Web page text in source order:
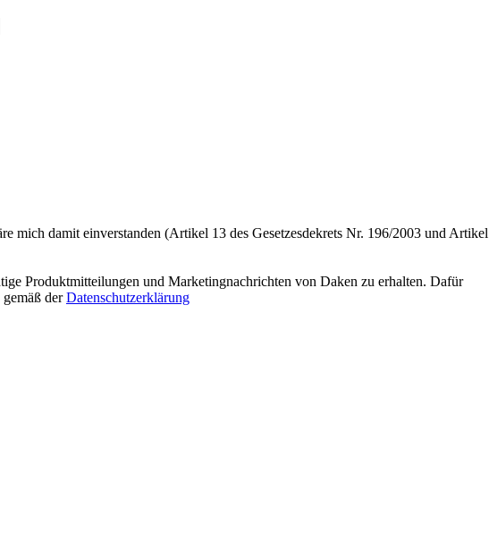
mich damit einverstanden (Artikel 13 des Gesetzesdekrets Nr. 196/2003 und Artikel
Produktmitteilungen und Marketingnachrichten von Daken zu erhalten. Dafür
derDatenschutzerklärung